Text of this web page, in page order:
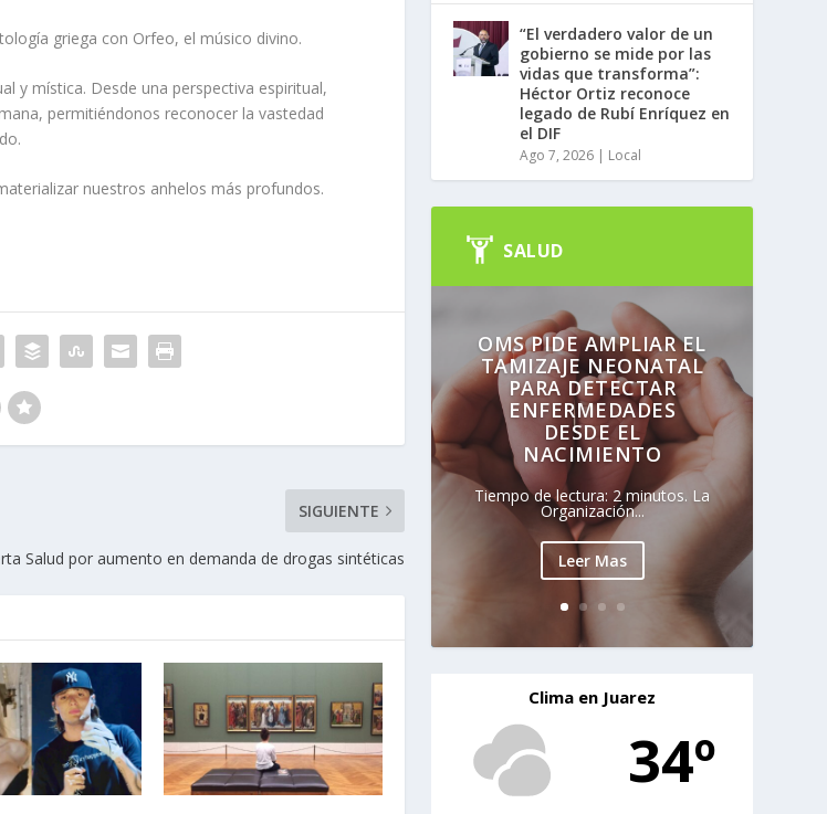
griega con Orfeo, el músico divino.
y mística. Desde una perspectiva espiritual,
permitiéndonos reconocer la vastedad
nuestros anhelos más profundos.
SIGUIENTE
Salud por aumento en demanda de drogas sintéticas
“El verdadero valor de un
gobierno se mide por las
vidas que transforma”:
Héctor Ortiz reconoce
legado de Rubí Enríquez en
el DIF
Ago 7, 2026 | Local
SALUD
OMS PIDE AMPLIAR EL
TAMIZAJE NEONATAL
PARA DETECTAR
ENFERMEDADES
DESDE EL
NACIMIENTO
Tiempo de lectura: 2 minutos. La
Organización...
Leer Mas
Clima en Juarez
34º